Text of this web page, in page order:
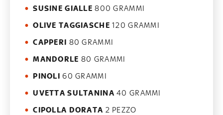
SUSINE GIALLE 800 GRAMMI
OLIVE TAGGIASCHE 120 GRAMMI
CAPPERI 80 GRAMMI
MANDORLE 80 GRAMMI
PINOLI 60 GRAMMI
UVETTA SULTANINA 40 GRAMMI
CIPOLLA DORATA 2 PEZZO